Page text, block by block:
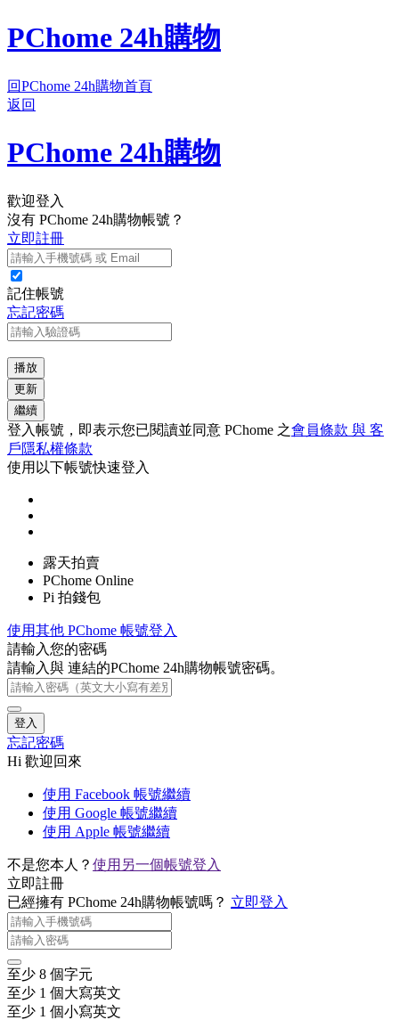
PChome 24h購物
回PChome 24h購物首頁
返回
PChome 24h購物
歡迎登入
沒有 PChome 24h購物帳號？
立即註冊
記住帳號
忘記密碼
播放
更新
繼續
登入帳號，即表示您已閱讀並同意 PChome 之會員條款 與 客
戶隱私權條款
使用以下帳號快速登入
露天拍賣
PChome Online
Pi 拍錢包
使用其他 PChome 帳號登入
請輸入您的密碼
請輸入與 連結的PChome 24h購物帳號密碼。
登入
忘記密碼
Hi 歡迎回來
使用 Facebook 帳號繼續
使用 Google 帳號繼續
使用 Apple 帳號繼續
不是您本人？ 使用另一個帳號登入
立即註冊
已經擁有 PChome 24h購物帳號嗎？ 立即登入
至少 8 個字元
至少 1 個大寫英文
至少 1 個小寫英文